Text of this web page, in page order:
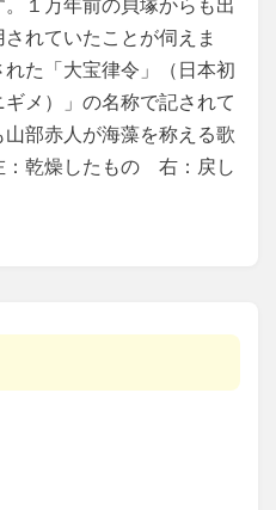
１万年前の貝塚からも出
れていたことが伺えま
た「大宝律令」（日本初
メ）」の名称で記されて
部赤人が海藻を称える歌
：乾燥したもの 右：戻し